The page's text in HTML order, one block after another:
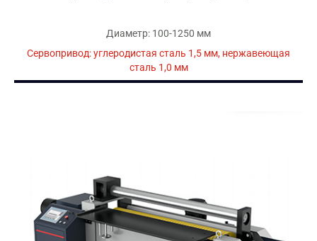
Диаметр: 100-1250 мм
Сервопривод: углеродистая сталь 1,5 мм, нержавеющая
сталь 1,0 мм